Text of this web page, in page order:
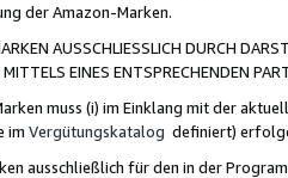
der Amazon-Marken.
AUSSCHLIESSLICH DURCH
EINES ENTSPRECHENDEN
muss (i) im Einklang mit der
im Vergütungskatalog definiert)
ausschließlich für den in der